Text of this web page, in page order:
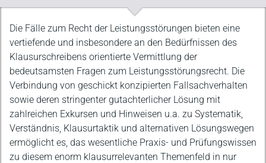
Beschreibung
Die Fälle zum Recht der Leistungsstörungen bieten eine
vertiefende und insbesondere an den Bedürfnissen des
Klausurschreibens orientierte Vermittlung der
bedeutsamsten Fragen zum Leistungsstörungsrecht. Die
Verbindung von geschickt konzipierten Fallsachverhalten
sowie deren stringenter gutachterlicher Lösung mit
zahlreichen Exkursen und Hinweisen u.a. zu Systematik,
Verständnis, Klausurtaktik und alternativen Lösungswegen
ermöglicht es, das wesentliche Praxis- und Prüfungswissen
zu diesem enorm klausurrelevanten Themenfeld in nur